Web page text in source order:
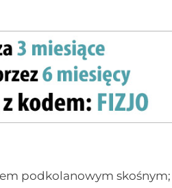
podkolanowym skośnym;